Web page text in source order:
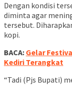
Dengan kondisi
diminta agar
tersebut.
kopi.
BACA: Gelar
Kediri Terangkat
“Tadi (Pjs Bupati)